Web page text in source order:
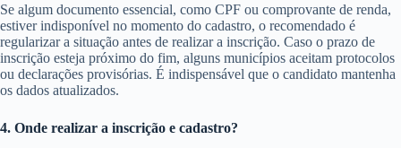
Se algum documento essencial, como CPF ou comprovante de renda,
estiver indisponível no momento do cadastro, o recomendado é
regularizar a situação antes de realizar a inscrição. Caso o prazo de
inscrição esteja próximo do fim, alguns municípios aceitam protocolos
ou declarações provisórias. É indispensável que o candidato mantenha
os dados atualizados.
4. Onde realizar a inscrição e cadastro?